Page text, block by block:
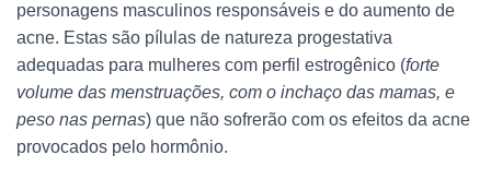
personagens masculinos responsáveis e do aumento de
acne. Estas são pílulas de natureza progestativa
adequadas para mulheres com perfil estrogênico (forte
volume das menstruações, com o inchaço das mamas, e
peso nas pernas) que não sofrerão com os efeitos da acne
provocados pelo hormônio.